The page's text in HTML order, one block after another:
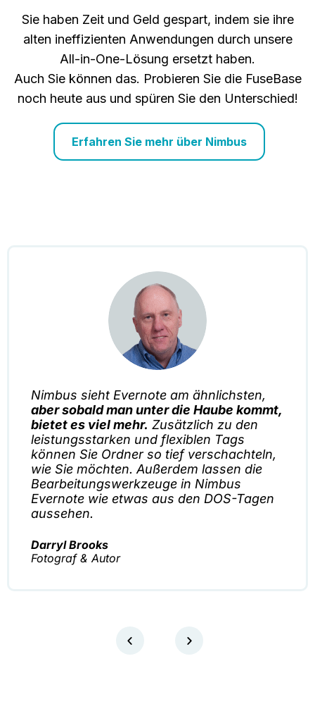
Sie haben Zeit und Geld gespart, indem sie ihre
alten ineffizienten Anwendungen durch unsere
All-in-One-Lösung ersetzt haben.
Auch Sie können das. Probieren Sie die FuseBase
noch heute aus und spüren Sie den Unterschied!
Erfahren Sie mehr über Nimbus
Nimbus sieht Evernote am ähnlichsten,
aber sobald man unter die Haube kommt,
bietet es viel mehr. Zusätzlich zu den
leistungsstarken und flexiblen Tags
können Sie Ordner so tief verschachteln,
wie Sie möchten. Außerdem lassen die
Bearbeitungswerkzeuge in Nimbus
Evernote wie etwas aus den DOS-Tagen
aussehen.
Darryl Brooks
Fotograf & Autor